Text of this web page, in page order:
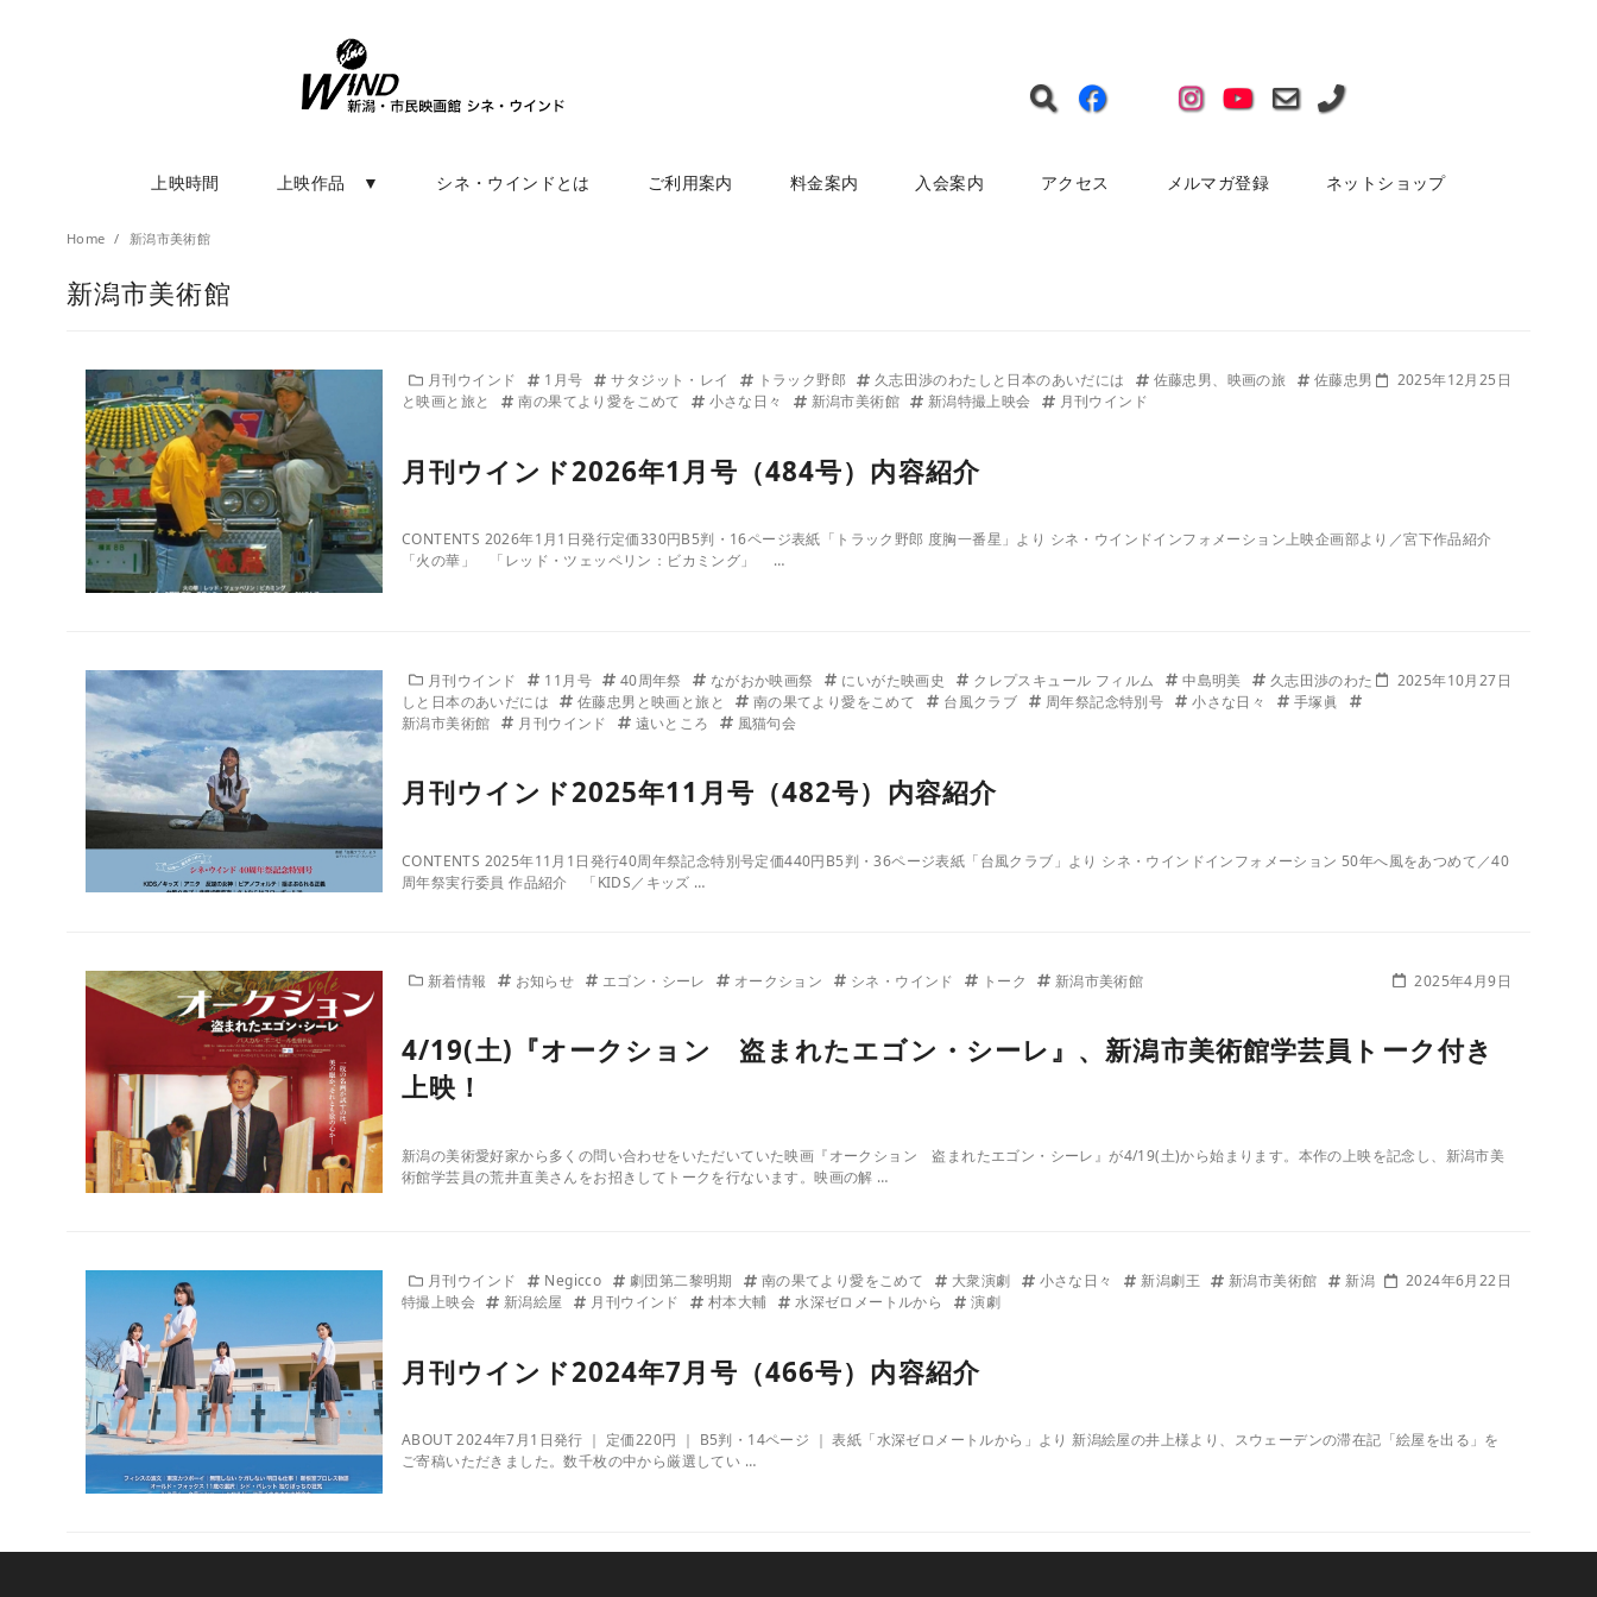
上映時間 上映作品 ▼ シネ・ウインドとは ご利用案内 料金案内 入会案内 アクセス メルマガ登録 ネットショップ
Home 新潟市美術館
新潟市美術館
月刊ウインド 1月号 サタジット・レイ トラック野郎 久志田渉のわたしと日本のあいだには 佐藤忠男、映画の旅
佐藤忠男
と映画と旅と
南の果てより愛をこめて 小さな日々 新潟市美術館 新潟特撮上映会 月刊ウインド
2025年12月25日
月刊ウインド2026年1月号（484号）内容紹介
CONTENTS 2026年1月1日発行定価330円B5判・16ページ表紙「トラック野郎 度胸一番星」より シネ・ウインドインフォメーション上映企画部より／宮下作品紹介
「火の華」 「レッド・ツェッペリン：ビカミング」 …
月刊ウインド 11月号 40周年祭 ながおか映画祭 にいがた映画史 クレプスキュール フィルム 中島明美
久志田渉のわた
しと日本のあいだには
佐藤忠男と映画と旅と 南の果てより愛をこめて 台風クラブ 周年祭記念特別号 小さな日々
手塚眞
新潟市美術館
月刊ウインド 遠いところ 風猫句会
2025年10月27日
月刊ウインド2025年11月号（482号）内容紹介
CONTENTS 2025年11月1日発行40周年祭記念特別号定価440円B5判・36ページ表紙「台風クラブ」より シネ・ウインドインフォメーション 50年へ風をあつめて／40
周年祭実行委員 作品紹介 「KIDS／キッズ …
新着情報 お知らせ エゴン・シーレ オークション シネ・ウインド トーク 新潟市美術館 2025年4月9日
4/19(土)『オークション 盗まれたエゴン・シーレ』、新潟市美術館学芸員トーク付き
上映！
新潟の美術愛好家から多くの問い合わせをいただいていた映画『オークション 盗まれたエゴン・シーレ』が4/19(土)から始まります。本作の上映を記念し、新潟市美
術館学芸員の荒井直美さんをお招きしてトークを行ないます。映画の解 …
月刊ウインド Negicco 劇団第二黎明期 南の果てより愛をこめて 大衆演劇 小さな日々 新潟劇王 新潟市美術館
新潟
特撮上映会
新潟絵屋 月刊ウインド 村本大輔 水深ゼロメートルから 演劇
2024年6月22日
月刊ウインド2024年7月号（466号）内容紹介
ABOUT 2024年7月1日発行 ｜ 定価220円 ｜ B5判・14ページ ｜ 表紙「水深ゼロメートルから」より 新潟絵屋の井上様より、スウェーデンの滞在記「絵屋を出る」を
ご寄稿いただきました。数千枚の中から厳選してい …